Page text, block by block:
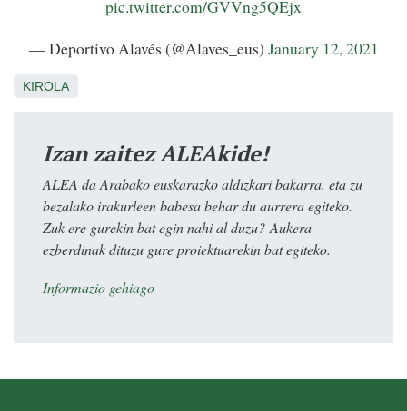
pic.twitter.com/GVVng5QEjx
— Deportivo Alavés (@Alaves_eus) January 12, 2021
KIROLA
Izan zaitez ALEAkide!
ALEA da Arabako euskarazko aldizkari bakarra, eta zu
bezalako irakurleen babesa behar du aurrera egiteko.
Zuk ere gurekin bat egin nahi al duzu? Aukera
ezberdinak dituzu gure proiektuarekin bat egiteko.
Informazio gehiago